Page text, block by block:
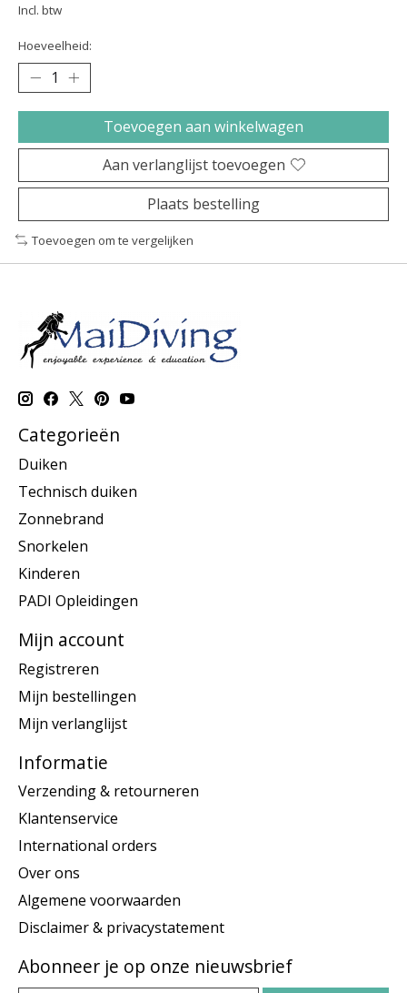
Incl. btw
Hoeveelheid:
Toevoegen aan winkelwagen
Aan verlanglijst toevoegen
Plaats bestelling
Toevoegen om te vergelijken
Categorieën
Duiken
Technisch duiken
Zonnebrand
Snorkelen
Kinderen
PADI Opleidingen
Mijn account
Registreren
Mijn bestellingen
Mijn verlanglijst
Informatie
Verzending & retourneren
Klantenservice
International orders
Over ons
Algemene voorwaarden
Disclaimer & privacystatement
Abonneer je op onze nieuwsbrief